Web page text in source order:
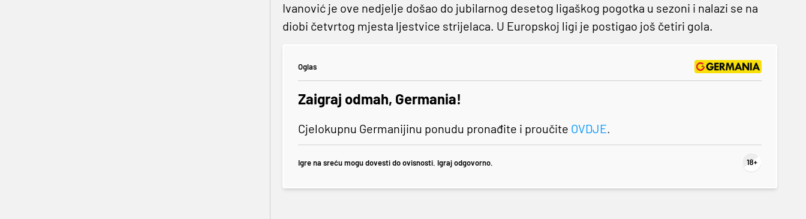
Ivanović je ove nedjelje došao do jubilarnog desetog ligaškog pogotka u sezoni i nalazi se na
diobi četvrtog mjesta ljestvice strijelaca. U Europskoj ligi je postigao još četiri gola.
Oglas
Zaigraj odmah, Germania!
Cjelokupnu Germanijinu ponudu pronađite i proučite OVDJE.
Igre na sreću mogu dovesti do ovisnosti. Igraj odgovorno.